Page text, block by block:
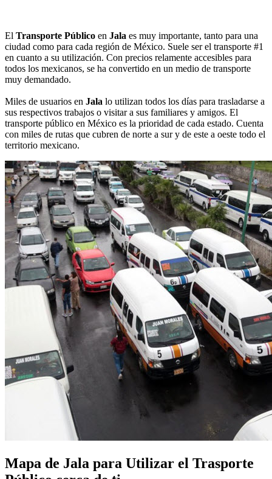
El Transporte Público en Jala es muy importante, tanto para una
ciudad como para cada región de México. Suele ser el transporte #1
en cuanto a su utilización. Con precios relamente accesibles para
todos los mexicanos, se ha convertido en un medio de transporte
muy demandado.
Miles de usuarios en Jala lo utilizan todos los días para trasladarse a
sus respectivos trabajos o visitar a sus familiares y amigos. El
transporte público en México es la prioridad de cada estado. Cuenta
con miles de rutas que cubren de norte a sur y de este a oeste todo el
territorio mexicano.
Mapa de Jala para Utilizar el Trasporte